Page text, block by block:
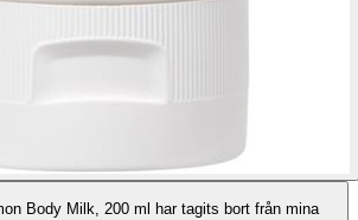
Body Milk, 200 ml har tagits bort från mina